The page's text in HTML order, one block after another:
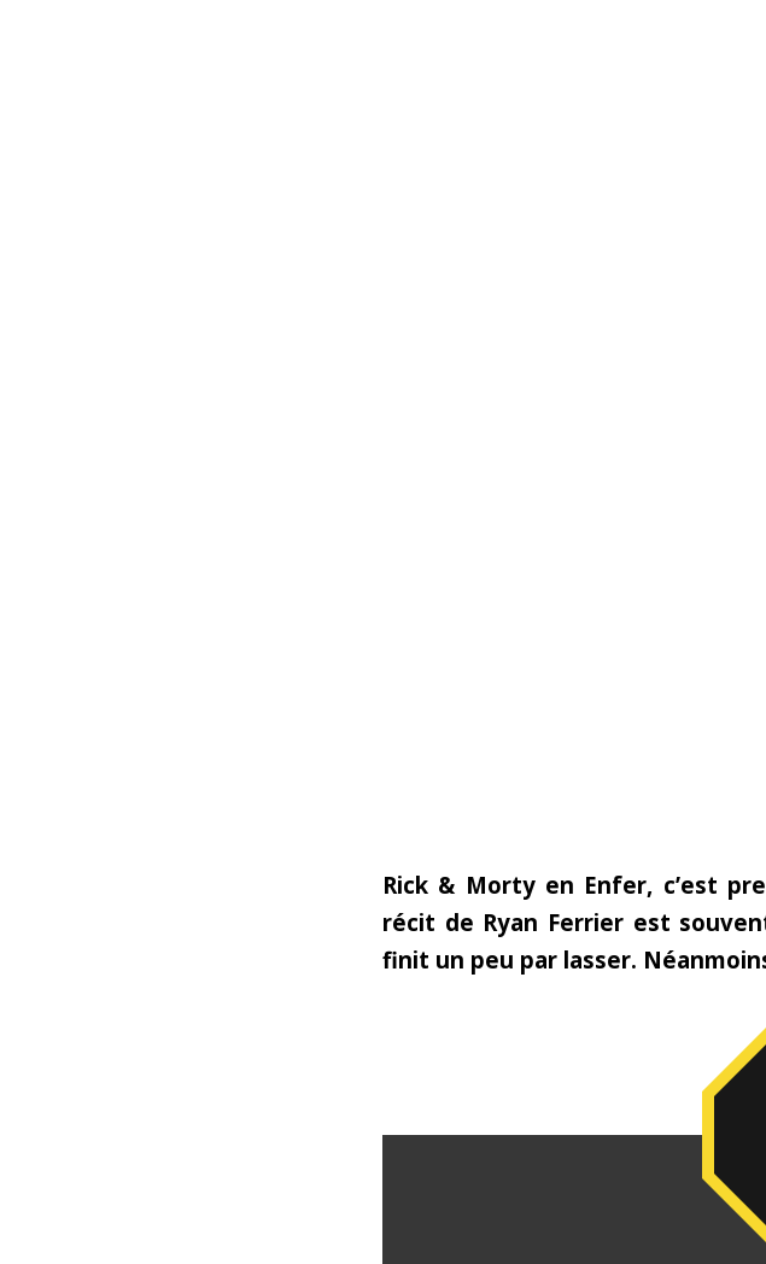
Rick & Morty en Enfer, c’est
récit de Ryan Ferrier est
finit un peu par lasser.